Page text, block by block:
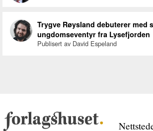
Trygve Røysland debuterer med
ungdomseventyr fra Lysefjorden
Publisert av David Espeland